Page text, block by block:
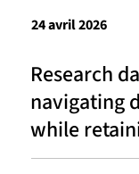
Research
navigating
while
24 avril 2026